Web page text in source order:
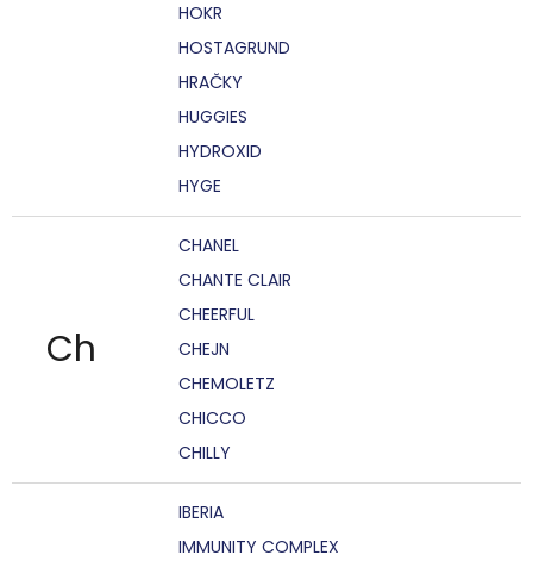
HOKR
HOSTAGRUND
HRAČKY
HUGGIES
HYDROXID
HYGE
Ch
CHANEL
CHANTE CLAIR
CHEERFUL
CHEJN
CHEMOLETZ
CHICCO
CHILLY
IBERIA
IMMUNITY COMPLEX